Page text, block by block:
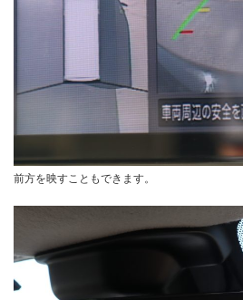
前方を映すこともできます。